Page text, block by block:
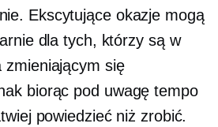
Ekscytujące okazje mogą
dla tych, którzy są w
zmieniającym się
biorąc pod uwagę tempo
powiedzieć niż zrobić.